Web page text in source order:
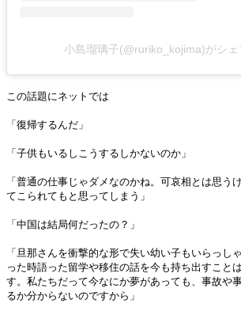
小島瑠璃子(@ruriko_kojima)がシェ
この話題にネットでは
「復帰するんだ」
「子供もいるしこうするしかないのか」
「普通の仕事じゃダメなのかね。可哀相とは思う
てこられてもと思ってしまう」
「中国は結局何だったの？」
「旦那さんを衝撃的な形で失い幼い子もいらっし
った時語った留学や移住の話を今も持ち出すこと
す。私たちだって今なにか夢があっても、事故や
るか分からないのですから」